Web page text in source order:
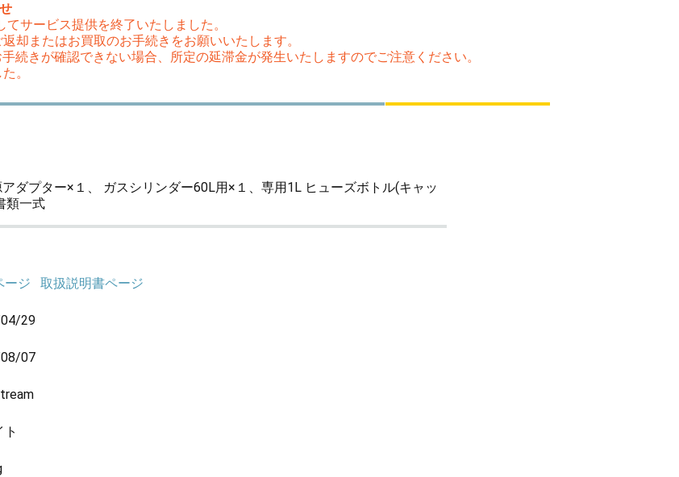
サービス提供を終了いたしました。
却またはお買取のお手続きをお願いいたします。
続きが確認できない場合、所定の延滞金が発生いたしますのでご注意ください。
。
ダプター×１、 ガスシリンダー60L用×１、専用1L ヒューズボトル(キャッ
類一式
ージ 取扱説明書ページ
29
07